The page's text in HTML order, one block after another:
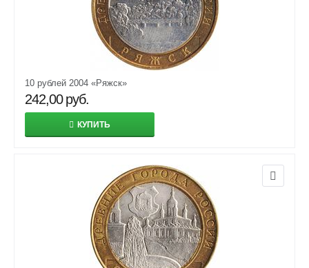
10 рублей 2004 «Ряжск»
242,00 руб.
КУПИТЬ